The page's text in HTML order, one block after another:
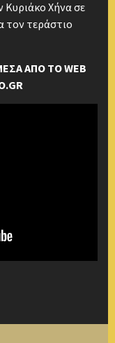
Χήνα σε
τον τεράστιο
ΑΠΟ ΤΟ WEB